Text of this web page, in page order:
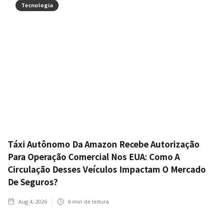
Tecnologia
Táxi Autônomo Da Amazon Recebe Autorização
Para Operação Comercial Nos EUA: Como A
Circulação Desses Veículos Impactam O Mercado
De Seguros?
Aug 4, 2026 6 min de leitura